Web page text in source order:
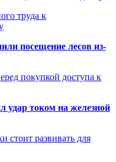
труда к
посещение лесов из-
покупкой доступа к
удар током на железной
стоит развивать для